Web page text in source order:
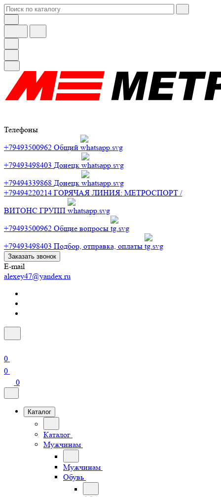
Телефоны
+79493500962 Общий
+79493498403 Донецк
+79494339868 Донецк
+79494220214 ГОРЯЧАЯ ЛИНИЯ: МЕТРОСПОРТ /
ВИТОНС ГРУПП
+79493500962 Общие вопросы
+79493498403 Подбор, отправка, оплаты
Заказать звонок
E-mail
alexey47@yandex.ru
0
0
0
Каталог
Каталог
Мужчинам
Мужчинам
Обувь